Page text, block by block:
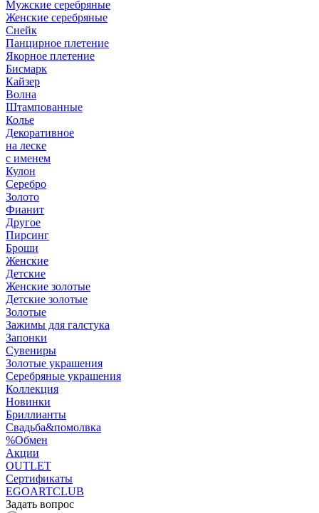
Мужские серебряные
Женские серебряные
Снейк
Панцирное плетение
Якорное плетение
Бисмарк
Кайзер
Волна
Штампованные
Колье
Декоративное
на леске
с именем
Кулон
Серебро
Золото
Фианит
Другое
Пирсинг
Броши
Женские
Детские
Женские золотые
Детские золотые
Золотые
Зажимы для галстука
Запонки
Сувениры
Золотые украшения
Серебряные украшения
Коллекция
Новинки
Бриллианты
Свадьба&помолвка
%Обмен
Акции
OUTLET
Сертификаты
EGOARTCLUB
Задать вопрос